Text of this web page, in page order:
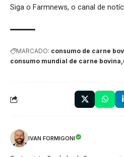
Siga o Farmnews, o canal de
MARCADO: consumo de carne
consumo mundial de carne bovina
IVAN FORMIGONI